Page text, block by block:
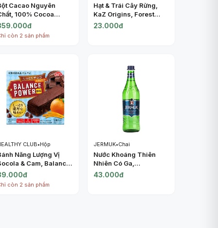
Cacao Nguyên
100% Cocoa
Natural
(500g) -
COCOA
còn 2 sản phẩm
Hạt & Trái Cây Rừng,
KaZ Origins, Forest
Fruit & Nut Trail Mix,
23.000đ
CLUB•Hộp
Năng Lượng Vị
& Cam, Balance
Moist Chocolate
Orange Energy Bar, 2
(60.8g) - HEALTHY
còn 2 sản phẩm
JERMUK•Chai
Nước Khoáng Thiên
Nhiên Có Ga,
Carbonated Natural
43.000đ